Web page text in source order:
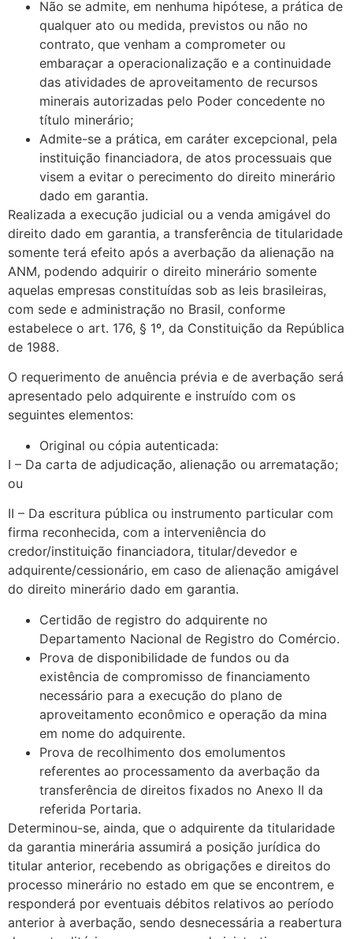
Não se admite, em nenhuma hipótese, a prática de
qualquer ato ou medida, previstos ou não no
contrato, que venham a comprometer ou
embaraçar a operacionalização e a continuidade
das atividades de aproveitamento de recursos
minerais autorizadas pelo Poder concedente no
título minerário;
Admite-se a prática, em caráter excepcional, pela
instituição financiadora, de atos processuais que
visem a evitar o perecimento do direito minerário
dado em garantia.
Realizada a execução judicial ou a venda amigável do
direito dado em garantia, a transferência de titularidade
somente terá efeito após a averbação da alienação na
ANM, podendo adquirir o direito minerário somente
aquelas empresas constituídas sob as leis brasileiras,
com sede e administração no Brasil, conforme
estabelece o art. 176, § 1º, da Constituição da República
de 1988.
O requerimento de anuência prévia e de averbação será
apresentado pelo adquirente e instruído com os
seguintes elementos:
Original ou cópia autenticada:
I – Da carta de adjudicação, alienação ou arrematação;
ou
II – Da escritura pública ou instrumento particular com
firma reconhecida, com a interveniência do
credor/instituição financiadora, titular/devedor e
adquirente/cessionário, em caso de alienação amigável
do direito minerário dado em garantia.
Certidão de registro do adquirente no
Departamento Nacional de Registro do Comércio.
Prova de disponibilidade de fundos ou da
existência de compromisso de financiamento
necessário para a execução do plano de
aproveitamento econômico e operação da mina
em nome do adquirente.
Prova de recolhimento dos emolumentos
referentes ao processamento da averbação da
transferência de direitos fixados no Anexo II da
referida Portaria.
Determinou-se, ainda, que o adquirente da titularidade
da garantia minerária assumirá a posição jurídica do
titular anterior, recebendo as obrigações e direitos do
processo minerário no estado em que se encontrem, e
responderá por eventuais débitos relativos ao período
anterior à averbação, sendo desnecessária a reabertura